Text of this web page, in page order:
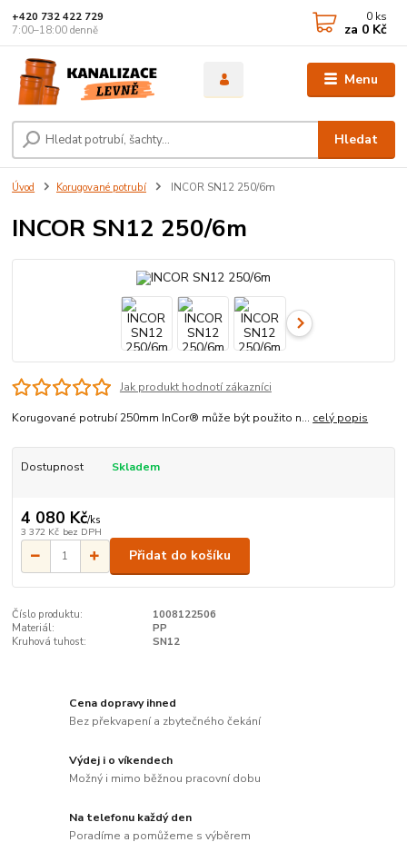
Menu
Hledat
+420 732 422 729
7:00–18:00 denně
0 ks
za 0 Kč
Úvod Korugované potrubí INCOR SN12 250/6m
INCOR SN12 250/6m
Jak produkt hodnotí zákazníci
Korugované potrubí 250mm InCor® může být použito n... celý popis
Dostupnost Skladem
4 080 Kč/ks
3 372 Kč bez DPH
Přidat do košíku
Číslo produktu:
1008122506
Materiál:
PP
Kruhová tuhost:
SN12
Cena dopravy ihned
Bez překvapení a zbytečného čekání
Výdej i o víkendech
Možný i mimo běžnou pracovní dobu
Na telefonu každý den
Poradíme a pomůžeme s výběrem